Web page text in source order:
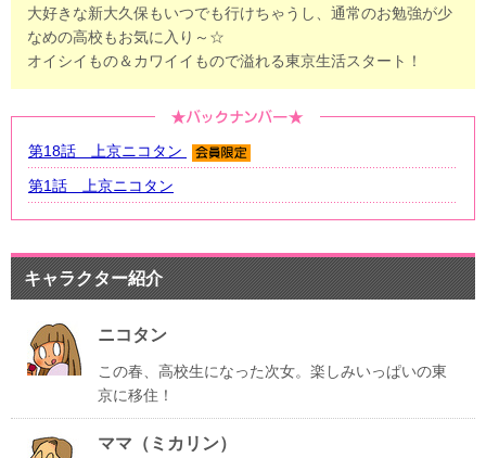
大好きな新大久保もいつでも行けちゃうし、通常のお勉強が少
なめの高校もお気に入り～☆
オイシイもの＆カワイイもので溢れる東京生活スタート！
第18話 上京ニコタン
第1話 上京ニコタン
キャラクター紹介
ニコタン
この春、高校生になった次女。楽しみいっぱいの東
京に移住！
ママ（ミカリン）